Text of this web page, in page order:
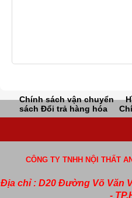
Chính sách vận chuyển
sách Đổi trả hàng hóa
CÔNG TY TNHH NỘI THẤT
Địa chỉ : D20 Đường Võ Văn
-